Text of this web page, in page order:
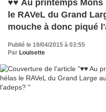
♥♥ Au printemps Mons se
le RAVeL du Grand Large aussi mais quel
mouche à donc piqué
Publié le 19/04/2015 à 03:55
Par Louisette